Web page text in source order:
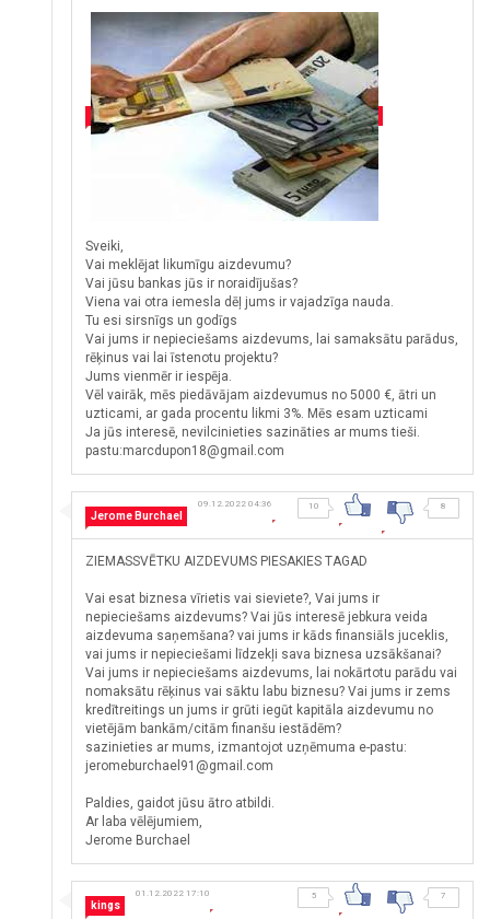
Sveiki,
Vai meklējat likumīgu aizdevumu?
Vai jūsu bankas jūs ir noraidījušas?
Viena vai otra iemesla dēļ jums ir vajadzīga nauda.
Tu esi sirsnīgs un godīgs
Vai jums ir nepieciešams aizdevums, lai samaksātu parādus,
rēķinus vai lai īstenotu projektu?
Jums vienmēr ir iespēja.
Vēl vairāk, mēs piedāvājam aizdevumus no 5000 €, ātri un
uzticami, ar gada procentu likmi 3%. Mēs esam uzticami
Ja jūs interesē, nevilcinieties sazināties ar mums tieši.
pastu:marcdupon18@gmail.com
Jerome Burchael
09.12.2022 04:36 10 8
ZIEMASSVĒTKU AIZDEVUMS PIESAKIES TAGAD
Vai esat biznesa vīrietis vai sieviete?, Vai jums ir
nepieciešams aizdevums? Vai jūs interesē jebkura veida
aizdevuma saņemšana? vai jums ir kāds finansiāls juceklis,
vai jums ir nepieciešami līdzekļi sava biznesa uzsākšanai?
Vai jums ir nepieciešams aizdevums, lai nokārtotu parādu vai
nomaksātu rēķinus vai sāktu labu biznesu? Vai jums ir zems
kredītreitings un jums ir grūti iegūt kapitāla aizdevumu no
vietējām bankām/citām finanšu iestādēm?
sazinieties ar mums, izmantojot uzņēmuma e-pastu:
jeromeburchael91@gmail.com
Paldies, gaidot jūsu ātro atbildi.
Ar laba vēlējumiem,
Jerome Burchael
kings
01.12.2022 17:10 5 7